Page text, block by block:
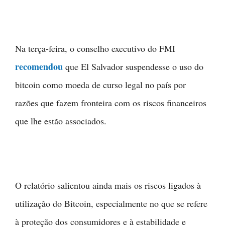
Na terça-feira, o conselho executivo do FMI
recomendou que El Salvador suspendesse o uso do
bitcoin como moeda de curso legal no país por
razões que fazem fronteira com os riscos financeiros
que lhe estão associados.
O relatório salientou ainda mais os riscos ligados à
utilização do Bitcoin, especialmente no que se refere
à proteção dos consumidores e à estabilidade e